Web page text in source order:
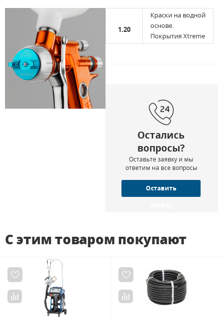
1.20
Краски на водной
основе.
Покрытия Xtreme
Специальные
краски на водной
основе
1.30XL
Краски на водной
основе. Высокая
скорость
Остались
вопросы?
Оставьте заявку и мы
ответим на все вопросы
Оставить
С этим товаром покупают